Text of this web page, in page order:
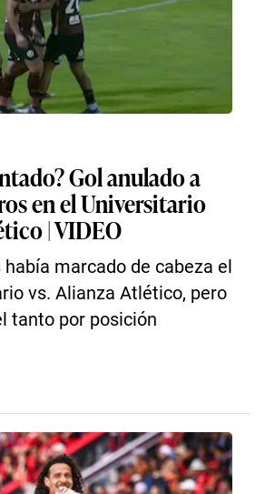
Gol anulado a
en el Universitario
| VIDEO
marcado de cabeza el
vs. Alianza Atlético, pero
tanto por posición